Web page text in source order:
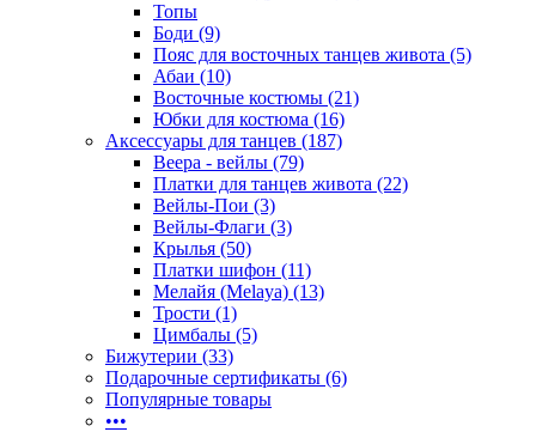
Топы
Боди (9)
Пояс для восточных танцев живота (5)
Абаи (10)
Восточные костюмы (21)
Юбки для костюма (16)
Аксессуары для танцев (187)
Веера - вейлы (79)
Платки для танцев живота (22)
Вейлы-Пои (3)
Вейлы-Флаги (3)
Крылья (50)
Платки шифон (11)
Мелайя (Melaya) (13)
Трости (1)
Цимбалы (5)
Бижутерии (33)
Подарочные сертификаты (6)
Популярные товары
•••